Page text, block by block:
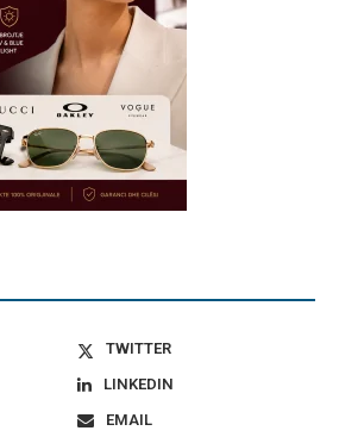
TWITTER
LINKEDIN
EMAIL